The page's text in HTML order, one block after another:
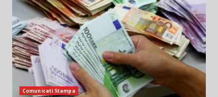
Comunicati Stampa